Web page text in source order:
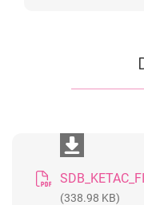
(338.98 KB)